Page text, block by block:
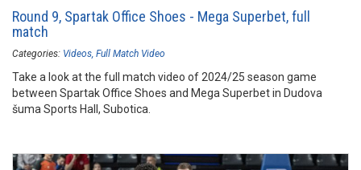
Round 9, Spartak Office Shoes - Mega Superbet, full
match
Categories: Videos Full Match Video
Take a look at the full match video of 2024/25 season game
between Spartak Office Shoes and Mega Superbet in Dudova
šuma Sports Hall, Subotica.